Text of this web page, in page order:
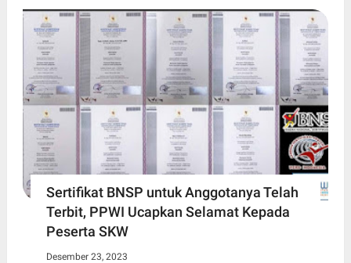
Sertifikat BNSP untuk Anggotanya Telah
Terbit, PPWI Ucapkan Selamat Kepada
Peserta SKW
Desember 23, 2023